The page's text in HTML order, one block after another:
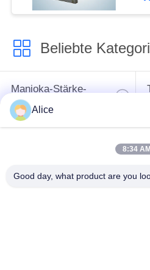
Beliebte
Manioka-Stärke-
Werkzeugmaschine
Alice
8:34 AM
Good day, what product are you